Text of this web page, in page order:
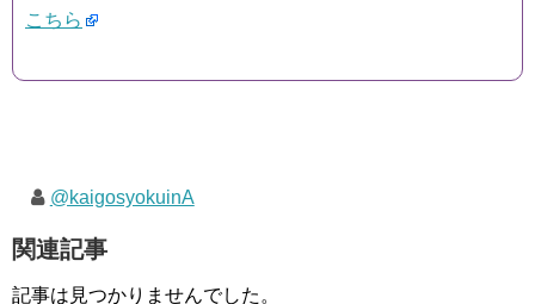
こちら
@kaigosyokuinA
関連記事
記事は見つかりませんでした。